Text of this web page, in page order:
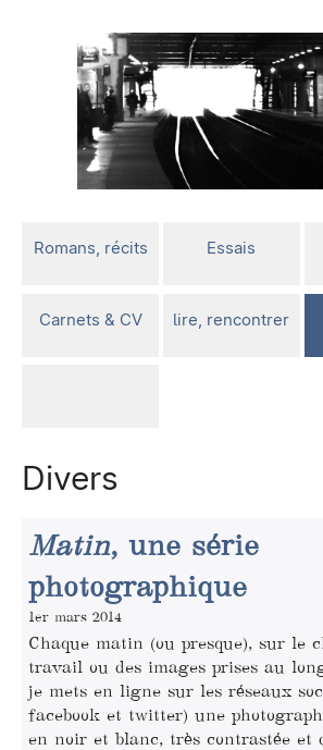
Romans, récits Essais
Carnets & CV lire, rencontrer
Divers
Matin, une série
photographique
1er mars 2014
Chaque matin (ou presque), sur le
travail ou des images prises au
je mets en ligne sur les réseaux
facebook et twitter) une
en noir et blanc, très contrastée